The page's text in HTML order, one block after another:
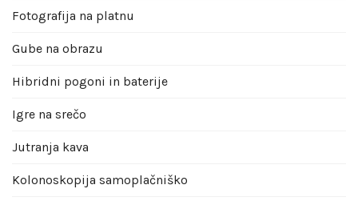
Fotografija na platnu
Gube na obrazu
Hibridni pogoni in baterije
Igre na srečo
Jutranja kava
Kolonoskopija samoplačniško